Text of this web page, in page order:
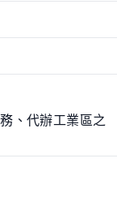
、代辦工業區之